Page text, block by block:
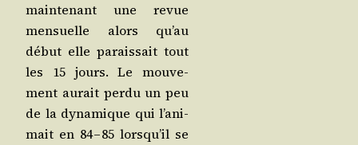
main­te­nant une revue
men­suelle alors qu’au
début elle parais­sait tout
les 15 jours. Le mou­ve­
ment aurait per­du un peu
de la dyna­mique qui l’a­ni­
mait en 84 – 85 lors­qu’il se